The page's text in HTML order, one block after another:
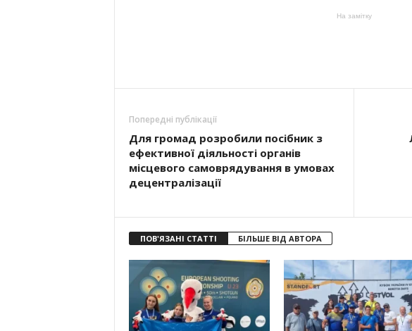
На замітку
Попередні публікації
Для громад розробили посібник з
ефективної діяльності органів
місцевого самоврядування в умовах
децентралізації
ПОВ'ЯЗАНІ СТАТТІ БІЛЬШЕ ВІД АВТОРА